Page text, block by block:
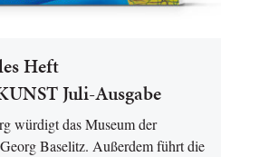
Heft
Juli-Ausgabe
würdigt das Museum der
Baselitz. Außerdem führt die